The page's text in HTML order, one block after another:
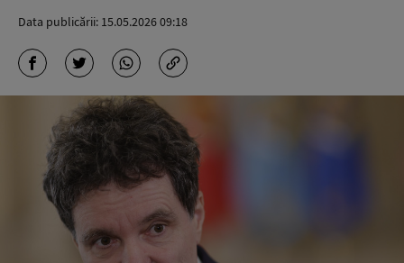
Data publicării: 15.05.2026 09:18